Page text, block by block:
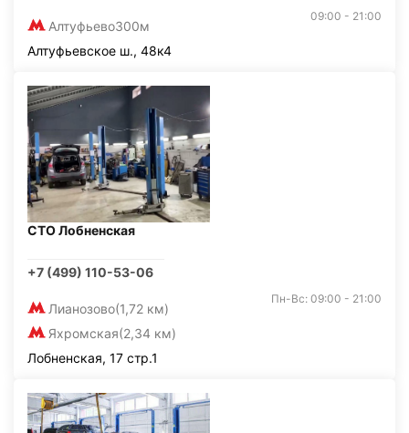
Алтуфьево300м
09:00 - 21:00
Алтуфьевское ш., 48к4
СТО Лобненская
+7 (499) 110-53-06
Лианозово(1,72 км)
Яхромская(2,34 км)
Пн-Вс: 09:00 - 21:00
Лобненская, 17 стр.1